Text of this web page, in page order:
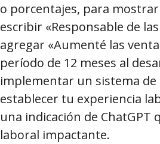
o porcentajes, para
escribir «Responsable de
agregar «Aumenté las
período de 12 meses al
implementar un sistema
establecer tu experiencia
una indicación de
laboral impactante.